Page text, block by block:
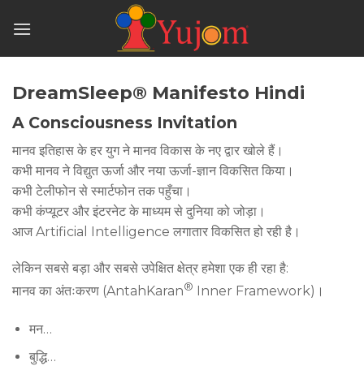
DreamSleep® Manifesto Hindi
A Consciousness Invitation
मानव इतिहास के हर युग ने मानव विकास के नए द्वार खोले हैं।
कभी मानव ने विद्युत ऊर्जा और नया ऊर्जा-ज्ञान विकसित किया।
कभी टेलीफोन से स्मार्टफोन तक पहुँचा।
कभी कंप्यूटर और इंटरनेट के माध्यम से दुनिया को जोड़ा।
आज Artificial Intelligence लगातार विकसित हो रही है।
लेकिन सबसे बड़ा और सबसे उपेक्षित क्षेत्र हमेशा एक ही रहा है:
मानव का अंतःकरण (AntahKaran® Inner Framework)।
मन…
बुद्धि…